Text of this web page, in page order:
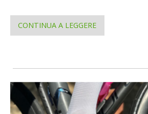
CONTINUA A LEGGERE